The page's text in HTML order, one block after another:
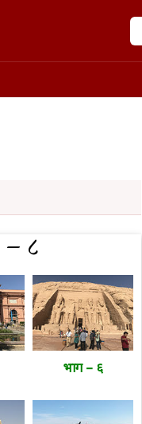
शोध
– ८
भाग – ६